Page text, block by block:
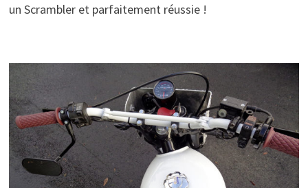
un Scrambler et parfaitement réussie !